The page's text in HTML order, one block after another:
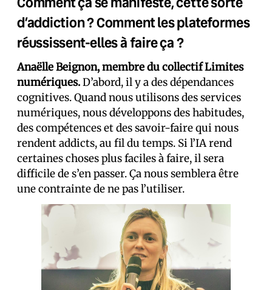
d’addiction ? Comment les plateformes
réussissent-elles à faire ça ?
Anaëlle Beignon,membre du collectif Limites
numériques.D’abord, il y a des dépendances
cognitives. Quand nous utilisons des services
numériques, nous développons des habitudes,
des compétences et des savoir-faire qui nous
rendent addicts, au fil du temps. Si l’IA rend
certaines choses plus faciles à faire, il sera
difficile de s’en passer. Ça nous semblera être
une contrainte de ne pas l’utiliser.